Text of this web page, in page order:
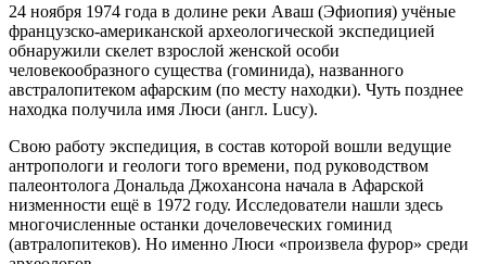
24 ноября 1974 года в долине реки Аваш (Эфиопия) учёные
французско-американской археологической экспедицией
обнаружили скелет взрослой женской особи
человекообразного существа (гоминида), названного
австралопитеком афарским (по месту находки). Чуть позднее
находка получила имя Люси (англ. Lucy).
Свою работу экспедиция, в состав которой вошли ведущие
антропологи и геологи того времени, под руководством
палеонтолога Дональда Джохансона начала в Афарской
низменности ещё в 1972 году. Исследователи нашли здесь
многочисленные останки дочеловеческих гоминид
(автралопитеков). Но именно Люси «произвела фурор» среди